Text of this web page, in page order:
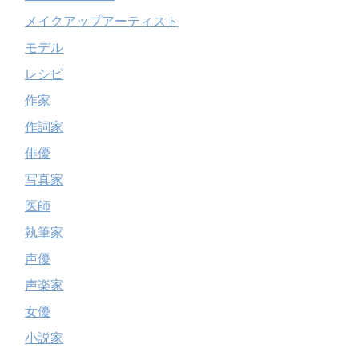
メイクアップアーティスト
モデル
レシピ
作家
作詞家
俳優
写真家
医師
執筆家
声優
声楽家
女優
小説家